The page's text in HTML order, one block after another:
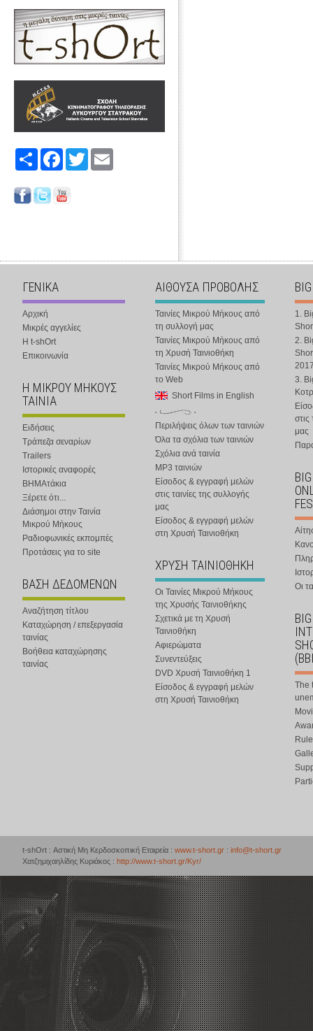
Share FacebookTwitter
ΓΕΝΙΚΑ
Αρχική
Μικρές αγγελίες
Η t-shOrt
Επικοινωνία
Η ΜΙΚΡΟΥ ΜΗΚΟΥΣ
ΤΑΙΝΙΑ
Ειδήσεις
Τράπεζα σεναρίων
Trailers
Ιστορικές αναφορές
ΒΗΜΑτάκια
Ξέρετε ότι...
Διάσημοι στην Ταινία
Μικρού Μήκους
Ραδιοφωνικές εκπομπές
Προτάσεις για το site
ΒΑΣΗ ΔΕΔΟΜΕΝΩΝ
Αναζήτηση τίτλου
Καταχώρηση / επεξεργασία
ταινίας
Βοήθεια καταχώρησης
ταινίας
ΑΙΘΟΥΣΑ ΠΡΟΒΟΛΗΣ
Ταινίες Μικρού Μήκους από
τη συλλογή μας
Ταινίες Μικρού Μήκους από
τη Χρυσή Ταινιοθήκη
Ταινίες Μικρού Μήκους από
το Web
Short Films in English
Περιλήψεις όλων των ταινιών
Όλα τα σχόλια των ταινιών
Σχόλια ανά ταινία
MP3 ταινιών
Είσοδος & εγγραφή μελών
στις ταινίες της συλλογής
μας
Είσοδος & εγγραφή μελών
στη Χρυσή Ταινιοθήκη
ΧΡΥΣΗ ΤΑΙΝΙΟΘΗΚΗ
Οι Ταινίες Μικρού Μήκους
της Χρυσής Ταινιοθήκης
Σχετικά με τη Χρυσή
Ταινιοθήκη
Αφιερώματα
Συνεντεύξεις
DVD Χρυσή Ταινιοθήκη 1
Είσοδος & εγγραφή μελών
στη Χρυσή Ταινιοθήκη
1.
2.
3.
στις
μας
Οι
The
t-shOrt : Αστική Μη Κερδοσκοπική Εταιρεία : www.t-short.gr : info@t-short.gr
Χατζημιχαηλίδης Κυριάκος : http://www.t-short.gr/Kyr/